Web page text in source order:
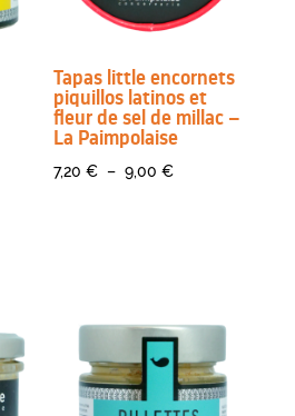
Tapas little encornets
piquillos latinos et
fleur de sel de millac –
La Paimpolaise
7,20€ – 9,00€Plage